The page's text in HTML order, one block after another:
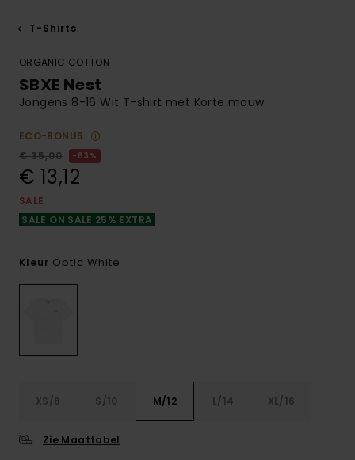
T-Shirts
ORGANIC COTTON
SBXE Nest
Jongens 8-16 Wit T-shirt met Korte mouw
ECO-BONUS
€ 35,00
63%
€ 13,12
SALE
SALE ON SALE 25% EXTRA
Kleur Optic White
XS/8 S/10 M/12 L/14 XL/16
Zie Maattabel